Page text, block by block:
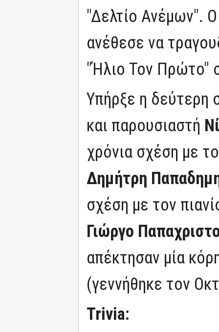
"Δελτίο Ανέμων".
ανέθεσε να
"Ήλιο Τον Πρώτο"
Υπήρξε η δεύτερη
και παρουσιαστή
χρόνια σχέση με
Δημήτρη
σχέση με τον
Γιώργο
απέκτησαν μία
(γεννήθηκε τον
Trivia: